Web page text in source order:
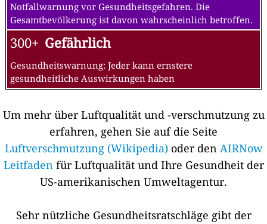
Notfallwarnung vor Gesundheitsgefahren. Die
Gesamtbevölkerung ist davon wahrscheinlich betroffen.
300+ Gefährlich
Gesundheitswarnung: Jeder kann ernstere
gesundheitliche Auswirkungen haben
Um mehr über Luftqualität und -verschmutzung zu
erfahren, gehen Sie auf die Seite
Luftverschmutzung (Wikipedia)oder den AIRNow
Leitfaden für Luftqualität und Ihre Gesundheit der
US-amerikanischen Umweltagentur.
Sehr nützliche Gesundheitsratschläge gibt der